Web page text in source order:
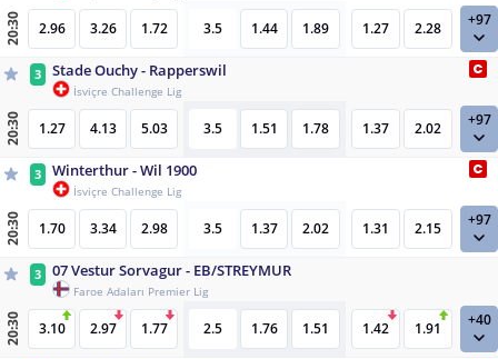
20:30 2.96 3.26 1.72 3.5 1.44 1.89 1.27 2.28 +97
3 Stade Ouchy - Rapperswil
İsviçre Challenge Lig
20:30 1.27 4.13 5.03 3.5 1.51 1.78 1.37 2.02 +97
3 Winterthur - Wil 1900
İsviçre Challenge Lig
20:30 1.70 3.34 2.98 3.5 1.37 2.02 1.31 2.15 +97
3 07 Vestur Sorvagur - EB/STREYMUR
Faroe Adaları Premier Lig
20:30 3.10 2.97 1.77 2.5 1.76 1.51 1.42 1.91 +40